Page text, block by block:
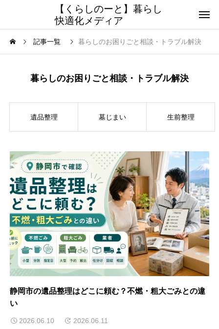
【くらしのーと】暮らし
快適化メディア
記事一覧 暮らしのお困りごと相談・トラブル解決
暮らしのお困りごと相談・トラブル解決
遺品整理 墓じまい 生前整理
静岡市の遺品整理はどこに頼む？不燃・粗大ごみとの違
い
2026.06.10 2026.06.11